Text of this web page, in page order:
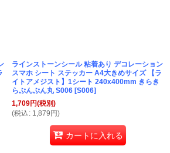
ラインストーンシール 粘着あり デコレーション
スマホ シート ステッカー A4大きめサイズ 【ラ
イトアメジスト】1シート 240x400mm きらき
らぷんぷん丸 S006 [S006]
1,709円(税別)
(税込 : 1,879 円)
カートに入れる